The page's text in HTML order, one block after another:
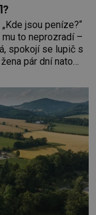
jsou peníze?“
mu to neprozradí –
spokojí se lupič s
pár dní nato